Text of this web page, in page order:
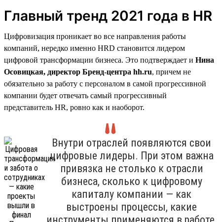
Главный тренд 2021 года в HR
Цифровизация проникает во все направления работы
компаний, нередко именно HRD становится лидером
цифровой трансформации бизнеса. Это подтверждает и Нина
Осовицкая, директор Бренд-центра hh.ru, причем не
обязательно за работу с персоналом в самой прогрессивной
компании будет отвечать самый прогрессивный
представитель HR, ровно как и наоборот.
Внутри отраслей появляются свои
цифровые лидеры. При этом важна
привязка не столько к отрасли
бизнеса, сколько к цифровому
капиталу компании — как
выстроены процессы, какие